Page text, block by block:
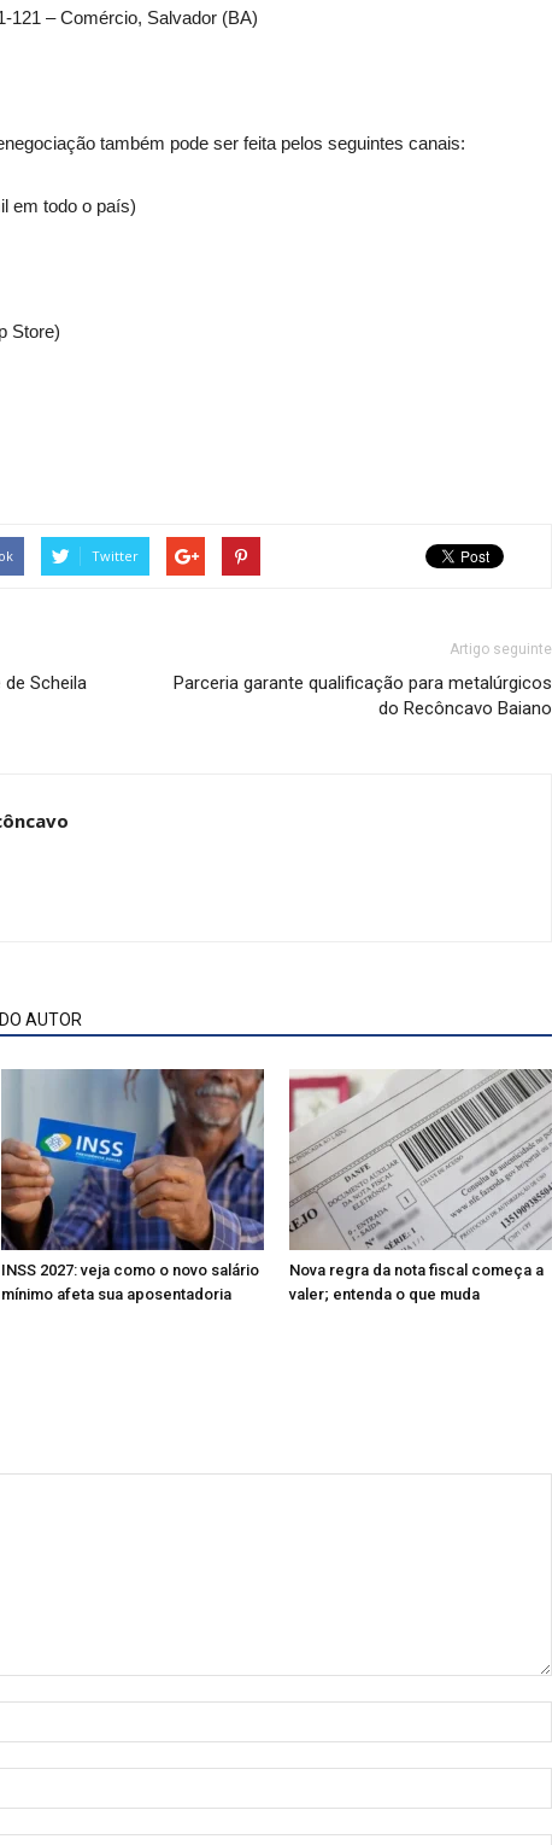
121 – Comércio, Salvador (BA)
também pode ser feita pelos seguintes canais:
em todo o país)
Store)
Twitter
Scheila
Artigo seguinte
Parceria garante qualificação para metalúrgicos
do Recôncavo Baiano
AUTOR
INSS 2027: veja como o novo salário
mínimo afeta sua aposentadoria
Nova regra da nota fiscal começa a
valer; entenda o que muda